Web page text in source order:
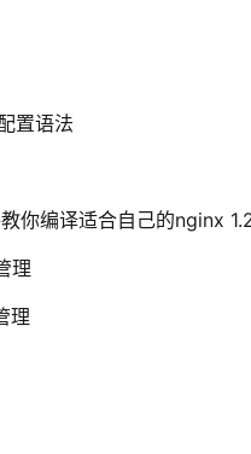
置语法
你编译适合自己的nginx
理
理